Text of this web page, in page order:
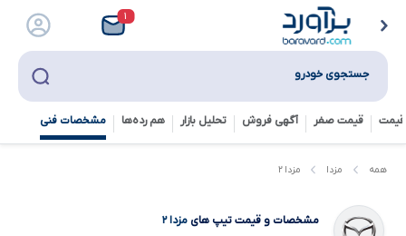
۱
جستجوی خودرو
قیمت صفر آگهی فروش تحلیل بازار هم رده‌ها‌ مشخصات فنی
همه مزدا مزدا ۲
مشخصات و قیمت تیپ هایمزدا ۲